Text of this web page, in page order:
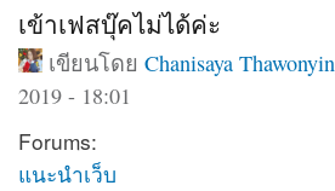
เข้าเฟสบุ๊คไม่ได้ค่ะ
เขียนโดย Chanisaya
2019 - 18:01
Forums:
แนะนำเว็บ